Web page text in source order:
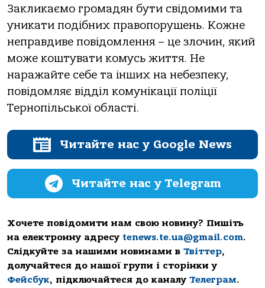
Закликаємо громадян бути свідомими та
уникати подібних правопорушень. Кожне
неправдиве повідомлення – це злочин, який
може коштувати комусь життя. Не
наражайте себе та інших на небезпеку,
повідомляє відділ комунікації поліції
Тернопільської області.
Читайте нас у Google News
Читайте нас у Telegram
Хочете повідомити нам свою новину? Пишіть
на електронну адресу tenews.te.ua@gmail.com.
Слідкуйте за нашими новинами в Твіттер,
долучайтеся до нашої групи і сторінки у
Фейсбук, підключайтеся до каналу Телеграм.